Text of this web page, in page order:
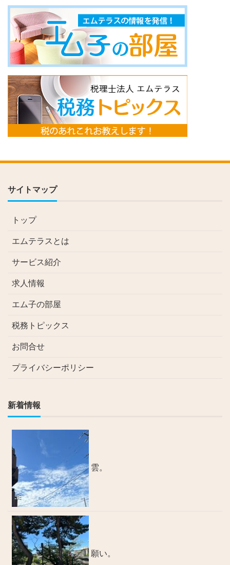
サイトマップ
トップ
エムテラスとは
サービス紹介
求人情報
エム子の部屋
税務トピックス
お問合せ
プライバシーポリシー
新着情報
雲。
願い。